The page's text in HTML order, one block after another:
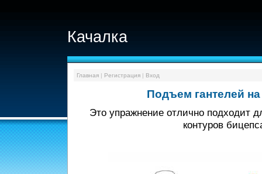
Качалка
Главная| Регистрация| Вход
Подъем гантелей
Это упражнение отлично подходит
контуров